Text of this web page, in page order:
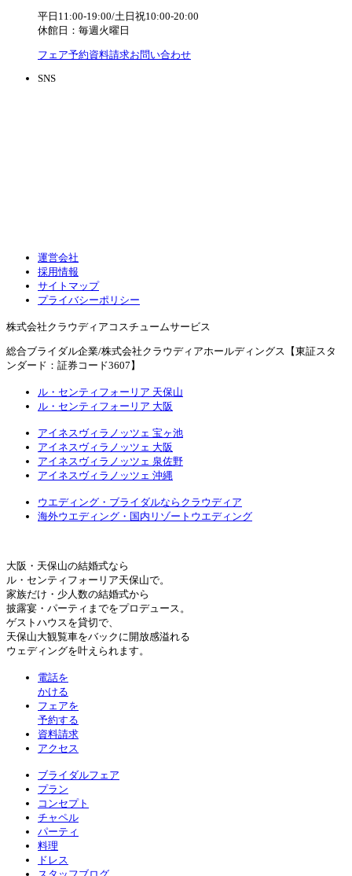
平日11:00-19:00/土日祝10:00-20:00
休館日：毎週火曜日
フェア予約資料請求お問い合わせ
SNS
運営会社
採用情報
サイトマップ
プライバシーポリシー
株式会社クラウディアコスチュームサービス
総合ブライダル企業/株式会社クラウディアホールディングス【東証スタ
ンダード：証券コード3607】
ル・センティフォーリア 天保山
ル・センティフォーリア 大阪
アイネスヴィラノッツェ 宝ヶ池
アイネスヴィラノッツェ 大阪
アイネスヴィラノッツェ 泉佐野
アイネスヴィラノッツェ 沖縄
ウエディング・ブライダルならクラウディア
海外ウエディング・国内リゾートウエディング
大阪・天保山の結婚式なら
ル・センティフォーリア天保山で。
家族だけ・少人数の結婚式から
披露宴・パーティまでをプロデュース。
ゲストハウスを貸切で、
天保山大観覧車をバックに開放感溢れる
ウェディングを叶えられます。
電話を
かける
フェアを
予約する
資料請求
アクセス
ブライダルフェア
プラン
コンセプト
チャペル
パーティ
料理
ドレス